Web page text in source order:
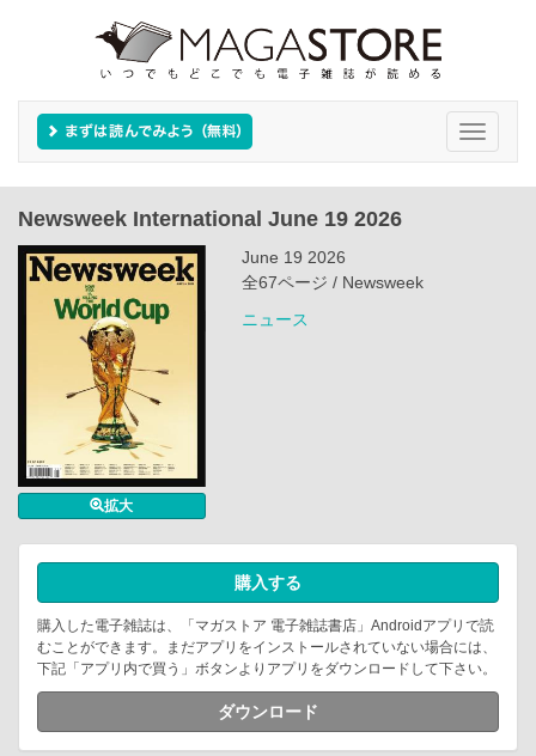
Toggle
Newsweek International June 19 2026
拡大
June 19 2026
全67ページ / Newsweek
ニュース
購入する
購入した電子雑誌は、「マガストア 電子雑誌書店」Androidアプリで読
むことができます。まだアプリをインストールされていない場合には、
下記「アプリ内で買う」ボタンよりアプリをダウンロードして下さい。
ダウンロード